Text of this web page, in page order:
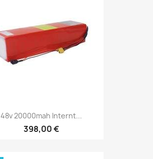
48v 20000mah Internt...
398,00 €